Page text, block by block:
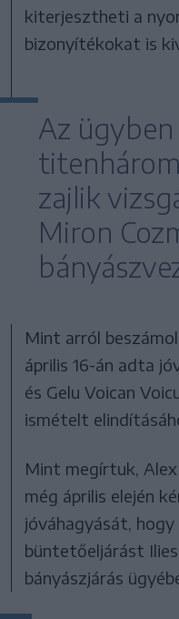
kiterjesztheti a
bizonyítékokat is
Az ügyben
zajlik
Miron
Mint arról
április 16-án adta
és Gelu Voican
ismételt
Mint megírtuk,
még április elején
jóváhagyását,
büntetőeljárást
bányászjárás